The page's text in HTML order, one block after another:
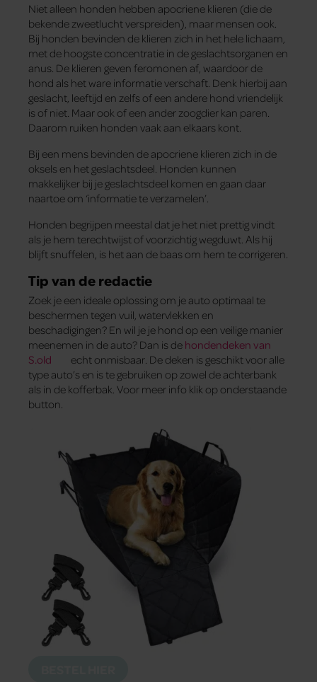
Niet alleen honden hebben apocriene klieren (die de
bekende zweetlucht verspreiden), maar mensen ook.
Bij honden bevinden de klieren zich in het hele lichaam,
met de hoogste concentratie in de geslachtsorganen en
anus. De klieren geven feromonen af, waardoor de
hond als het ware informatie verschaft. Denk hierbij aan
geslacht, leeftijd en zelfs of een andere hond vriendelijk
is of niet. Maar ook of een ander zoogdier kan paren.
Daarom ruiken honden vaak aan elkaars kont.
Bij een mens bevinden de apocriene klieren zich in de
oksels en het geslachtsdeel. Honden kunnen
makkelijker bij je geslachtsdeel komen en gaan daar
naartoe om ‘informatie te verzamelen’.
Honden begrijpen meestal dat je het niet prettig vindt
als je hem terechtwijst of voorzichtig wegduwt. Als hij
blijft snuffelen, is het aan de baas om hem te corrigeren.
Tip van de redactie
Zoek je een ideale oplossing om je auto optimaal te
beschermen tegen vuil, watervlekken en
beschadigingen? En wil je je hond op een veilige manier
meenemen in de auto? Dan is de hondendeken van
S.old
echt onmisbaar. De deken is geschikt voor alle
type auto’s en is te gebruiken op zowel de achterbank
als in de kofferbak. Voor meer info klik op onderstaande
button.